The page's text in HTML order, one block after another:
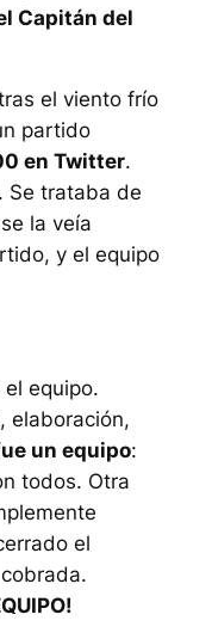
Capitán del
el viento frío
partido
en Twitter.
Se trataba de
la veía
y el equipo
equipo.
elaboración,
un equipo:
todos. Otra
el